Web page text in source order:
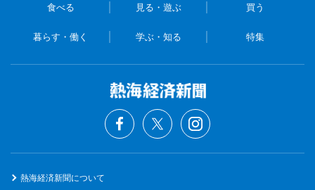
食べる 見る・遊ぶ 買う
暮らす・働く 学ぶ・知る 特集
熱海経済新聞について